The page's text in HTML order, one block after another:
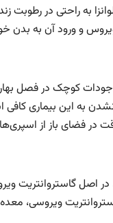
به راحتی در رطوبت
ویروس و ورود آن به بدن
کوچک در فصل
به این بیماری
در فضای باز از
گاستروانتریت
ویروسی،